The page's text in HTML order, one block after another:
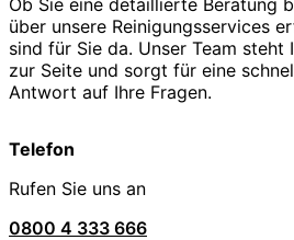
über unsere Reinigungsservices
sind für Sie da. Unser Team steht
zur Seite und sorgt für eine
Antwort auf Ihre Fragen.
Telefon
Rufen Sie uns an
0800 4 333 666